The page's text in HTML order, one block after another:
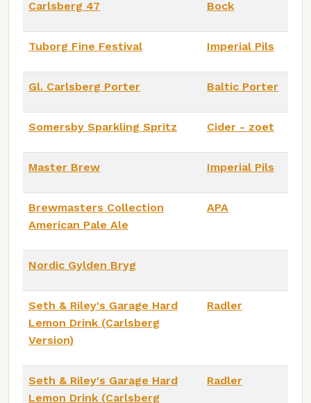
Carlsberg 47 Bock
Tuborg Fine Festival Imperial Pils
Gl. Carlsberg Porter Baltic Porter
Somersby Sparkling Spritz Cider - zoet
Master Brew Imperial Pils
Brewmasters Collection
American Pale Ale
APA
Nordic Gylden Bryg
Seth & Riley's Garage Hard
Lemon Drink (Carlsberg
Version)
Radler
Seth & Riley's Garage Hard
Lemon Drink (Carlsberg
Radler